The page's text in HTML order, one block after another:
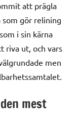
att prägla
gör relining
i sin kärna
riva ut, och vars
men
mest